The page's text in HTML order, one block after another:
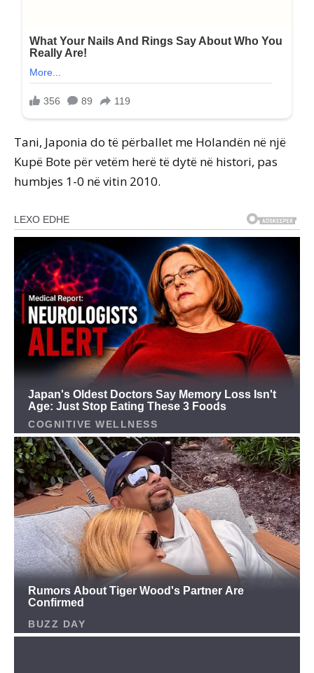
Tani, Japonia do të përballet me Holandën në një
Kupë Bote për vetëm herë të dytë në histori, pas
humbjes 1-0 në vitin 2010.